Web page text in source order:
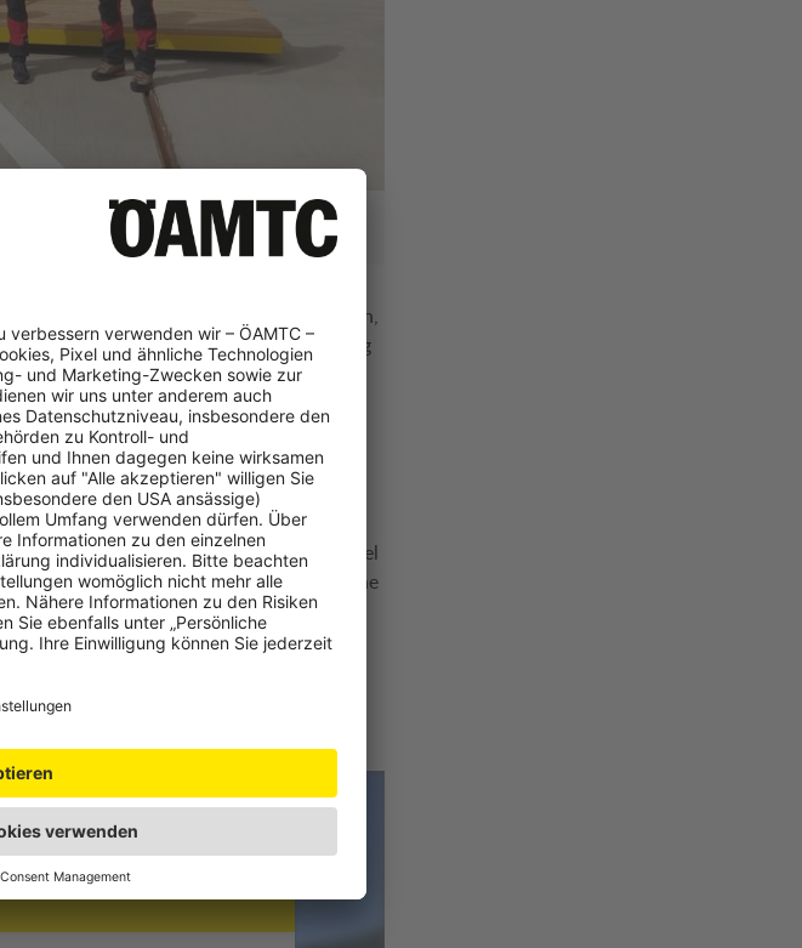
Notarzthubschrauber Österreichs sein,
steht. Vorausgegangen ist der Errichtung
die ÖAMTC-Flugrettung durchKnow-
ÖAMTC-Flugrettung
- in der Steiermark sind wir diesem
Zukunft werden wir auch von St. Michael
medizinische, technische und fliegerische
Zeitraffer